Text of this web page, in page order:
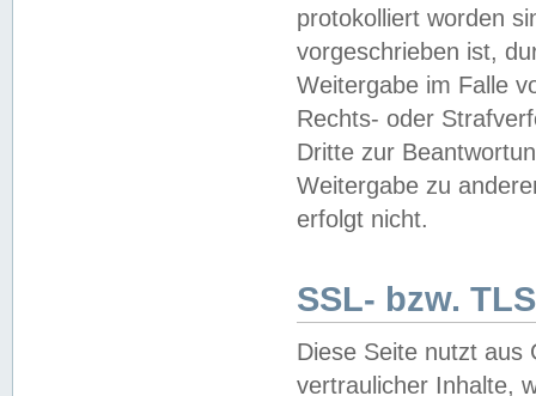
protokolliert worden
vorgeschrieben ist,
Weitergabe im Falle
Rechts- oder
Dritte zur
Weitergabe zu
erfolgt nicht.
SSL- bzw.
Diese Seite nutzt aus
vertraulicher Inhalte,